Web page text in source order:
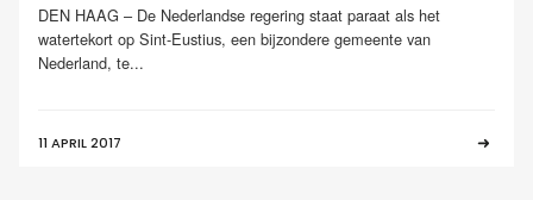
DEN HAAG – De Nederlandse regering staat paraat als het
watertekort op Sint-Eustius, een bijzondere gemeente van
Nederland, te...
11 APRIL 2017